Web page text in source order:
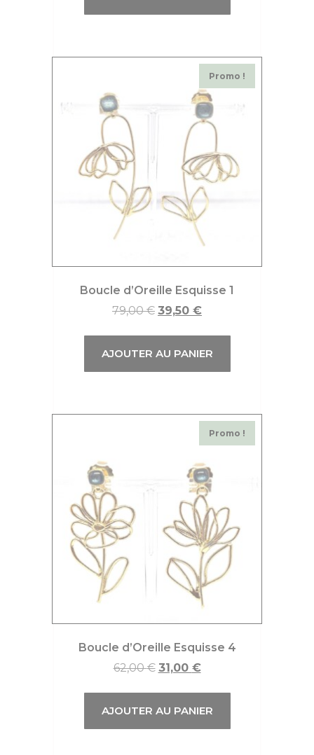
Promo !
Boucle d’Oreille Esquisse 1
79,00€ 39,50 €
AJOUTER AU PANIER
Promo !
Boucle d’Oreille Esquisse 4
62,00€ 31,00 €
AJOUTER AU PANIER